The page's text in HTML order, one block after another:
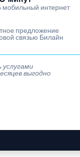
мобильный интернет
предложение
связью Билайн
услугами
выгодно